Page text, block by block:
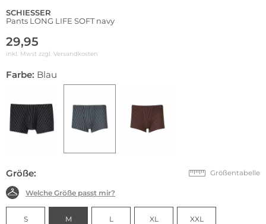
SCHIESSER
Pants LONG LIFE SOFT navy
29,95
inkl. Mwst zzgl. Versandkosten
Farbe: Blau
Größe: Größentabelle
Welche Größe passt mir?
S M L XL XXL